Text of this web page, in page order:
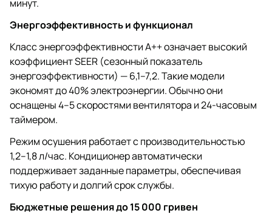
минут.
Энергоэффективность и функционал
Класс энергоэффективности A++ означает высокий
коэффициент SEER (сезонный показатель
энергоэффективности) — 6,1–7,2. Такие модели
экономят до 40% электроэнергии. Обычно они
оснащены 4–5 скоростями вентилятора и 24-часовым
таймером.
Режим осушения работает с производительностью
1,2–1,8 л/час. Кондиционер автоматически
поддерживает заданные параметры, обеспечивая
тихую работу и долгий срок службы.
Бюджетные решения до 15 000 гривен